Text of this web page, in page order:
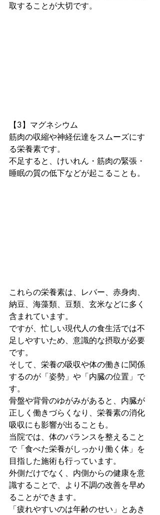
取することが大切です。
【3】マグネシウム
筋肉の収縮や神経伝達をスムーズにす
る栄養素です。
不足すると、けいれん・筋肉の緊張・
睡眠の質の低下などが起こることも。
これらの栄養素は、レバー、赤身肉、
納豆、海藻類、豆類、玄米などに多く
含まれています。
ですが、忙しい現代人の食生活では不
足しやすいため、意識的な摂取が必要
です。
そして、栄養の吸収や体の働きに関係
するのが「姿勢」や「内臓の位置」で
す。
骨盤や背骨のゆがみがあると、内臓が
正しく働きづらくなり、栄養素の消化
吸収にも影響が出ることも。
当院では、体のバランスを整えること
で「食べた栄養がしっかり働く体」を
目指した施術も行っています。
外側だけでなく、内側からの健康を意
識することで、より不調の改善を早め
ることができます。
「疲れやすいのは年齢のせい」とあき